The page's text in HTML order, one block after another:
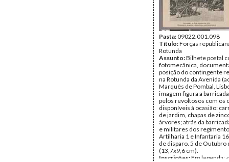
Pasta:09022.001.098
Título:Forças
Rotunda
Assunto:Bilhete postal
fotomecânica,
posição do contingente
na Rotunda da Avenida
Marquês de Pombal,
imagem figura a
pelos revoltosos com os
disponíveis à ocasião:
de jardim, chapas de
árvores; atrás da
e militares dos
Artilharia 1 e Infantaria
de disparo. 5 de Outubro
(13,7x9,6 cm).
Inscrições:Em legenda: